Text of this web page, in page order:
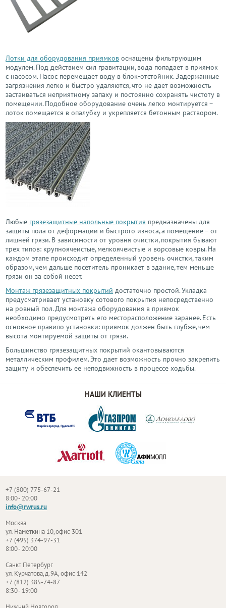
Лотки для оборудования приямков оснащены фильтрующим
модулем. Под действием сил гравитации, вода попадает в приямок
с насосом. Насос перемещает воду в блок-отстойник. Задержанные
загрязнения легко и быстро удаляются, что не дает возможность
застаиваться неприятному запаху и постоянно сохранять чистоту в
помещении. Подобное оборудование очень легко монтируется –
лоток помещается в опалубку и укрепляется бетонным раствором.
Любые грязезащитные напольные покрытия предназначены для
защиты пола от деформации и быстрого износа, а помещение – от
лишней грязи. В зависимости от уровня очистки, покрытия бывают
трех типов: крупноячеистые, мелкоячеистые и ворсовые ковры. На
каждом этапе происходит определенный уровень очистки, таким
образом, чем дальше посетитель проникает в здание, тем меньше
грязи он за собой несет.
Монтаж грязезащитных покрытий достаточно простой. Укладка
предусматривает установку сотового покрытия непосредственно
на ровный пол. Для монтажа оборудования в приямок
необходимо предусмотреть его месторасположение заранее. Есть
основное правило установки: приямок должен быть глубже, чем
высота монтируемой защиты от грязи.
Большинство грязезащитных покрытий окантовываются
металлическим профилем. Это дает возможность прочно закрепить
защиту и обеспечить ее неподвижность в процессе ходьбы.
НАШИ КЛИЕНТЫ
+7 (800) 775-67-21
8:00 - 20:00
info@rwrus.ru
Москва
ул. Наметкина 10, офис 301
+7 (495) 374-97-31
8:00 - 20:00
Санкт Петербург
ул. Курчатова, д. 9А, офис 142
+7 (812) 385-74-87
8:30 - 19:00